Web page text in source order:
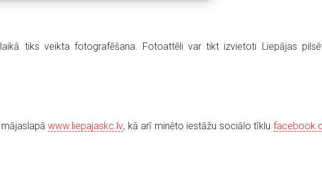
tiks veikta fotografēšana. Fotoattēli var tikt izvietoti Liepājas
mājaslapāwww.liepajaskc.lv, kā arī minēto iestāžu sociālo tīklu